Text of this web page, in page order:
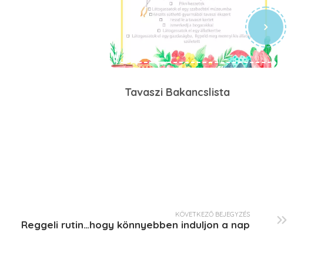
Tavaszi Bakancslista
KÖVETKEZŐ BEJEGYZÉS
Reggeli rutin…hogy könnyebben induljon a nap